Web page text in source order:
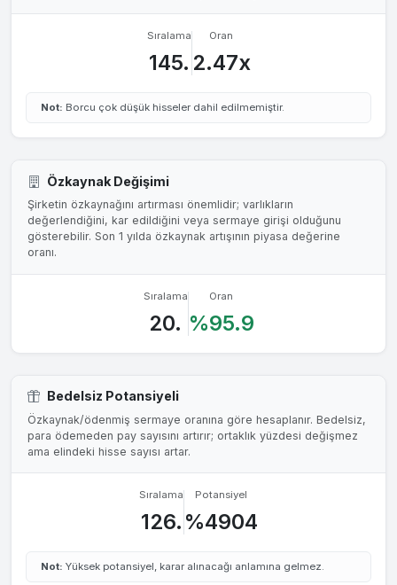
Sıralama
145.
Oran
2.47x
Not: Borcu çok düşük hisseler dahil edilmemiştir.
Özkaynak Değişimi
Şirketin özkaynağını artırması önemlidir; varlıkların
değerlendiğini, kar edildiğini veya sermaye girişi olduğunu
gösterebilir. Son 1 yılda özkaynak artışının piyasa değerine
oranı.
Sıralama
20.
Oran
%95.9
Bedelsiz Potansiyeli
Özkaynak/ödenmiş sermaye oranına göre hesaplanır. Bedelsiz,
para ödemeden pay sayısını artırır; ortaklık yüzdesi değişmez
ama elindeki hisse sayısı artar.
Sıralama
126.
Potansiyel
%4904
Not: Yüksek potansiyel, karar alınacağı anlamına gelmez.